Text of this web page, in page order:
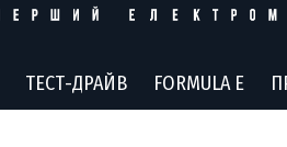
ТЕСТ-ДРАЙВ FORMULA E